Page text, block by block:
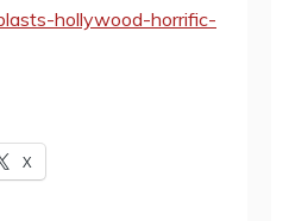
hollywood-horrific-
X